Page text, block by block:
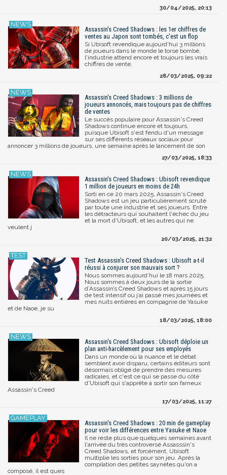
30/04/2025, 20:13
Assassin's Creed Shadows : les 1er chiffres de
ventes au Japon sont tombés, c'est un flop
Si Ubisoft revendique aujourd'hui 3 millions
de joueurs dans le monde le torse bombé,
l'industrie attend encore et toujours les vrais
chiffres de vente.
28/03/2025, 09:22
Assassin's Creed Shadows : 3 millions de
joueurs annoncés, mais toujours pas de chiffres
de ventes
Le succès populaire pour Assassin's Creed
Shadows continue encore et toujours,
puisque Ubisoft s'est fendu d'un message
sur ses différents réseaux sociaux pour
annoncer 3 millions de joueurs, une semaine après le lancement de son
27/03/2025, 18:33
Assassin's Creed Shadows : Ubisoft revendique
1 million de joueurs en moins de 24h
Sorti en ce 20 mars 2025, Assassin's Creed
Shadows est un jeu particulièrement scruté
par toute une industrie et ses joueurs. Entre
les détracteurs qui souhaitent l'échec du jeu
et la mort d'Ubisoft, et les autres qui ne
veulent j
20/03/2025, 21:32
Test Assassin's Creed Shadows : Ubisoft a-t-il
réussi à conjurer son mauvais sort ?
Nous sommes aujourd’hui le 18 mars 2025.
Nous sommes à deux jours de la sortie
d’Assassin’s Creed Shadows et après 15 jours
de test intensif où j’ai passé mes journées et
mes nuits entières en compagnie de Yasuke
et de Naoe, je su
18/03/2025, 18:00
Assassin's Creed Shadows : Ubisoft déploie un
plan anti-harcèlement pour ses employés
Dans un monde où la nuance et le débat
semblent avoir disparu, certains éditeurs sont
désormais obligé de prendre des mesures
radicales, et c'est ce qui se passe du côté
d'Ubisoft qui s'apprête à sortir son fameux
Assassin's Creed
17/03/2025, 11:27
Assassin's Creed Shadows : 20 min de gameplay
pour voir les différences entre Yasuke et Naoe
Il ne reste plus que quelques semaines avant
l'arrivée du très controversé Assasssin's
Creed Shadows, et forcément, Ubisoft
multiplie les sorties pour son jeu. Après la
compilation des petites saynètes qu'on a
composé, il est ques